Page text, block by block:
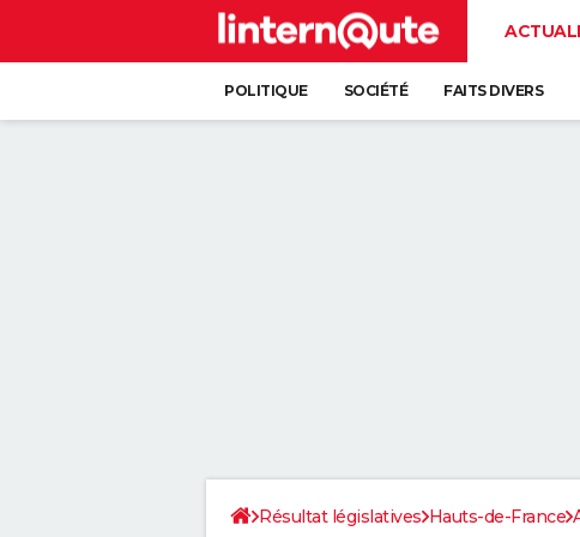
POLITIQUE SOCIÉTÉ FAITS DIVERS
Résultat législatives Hauts-de-France